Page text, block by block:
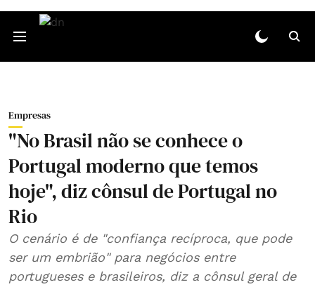
Empresas
"No Brasil não se conhece o
Portugal moderno que temos
hoje", diz cônsul de Portugal no
Rio
O cenário é de "confiança recíproca, que pode
ser um embrião" para negócios entre
portugueses e brasileiros, diz a cônsul geral de